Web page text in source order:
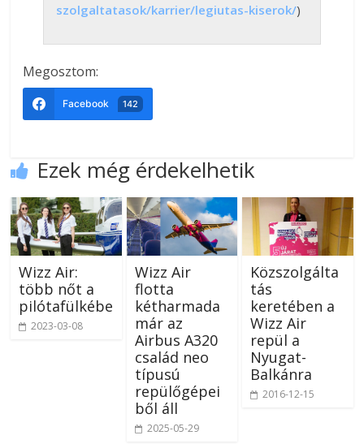
szolgaltatasok/karrier/legiutas-kiserok/)
Megosztom:
Facebook 142
Ezek még érdekelhetik
Wizz Air:
több nőt a
pilótafülkébe
2023-03-08
Wizz Air
flotta
kétharmada
már az
Airbus A320
család neo
típusú
repülőgépei
ből áll
2025-05-29
Közszolgálta
tás
keretében a
Wizz Air
repül a
Nyugat-
Balkánra
2016-12-15